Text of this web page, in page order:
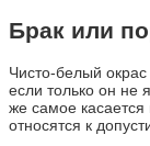
Брак или
Чисто-белый
если только он не
же самое
относятся к